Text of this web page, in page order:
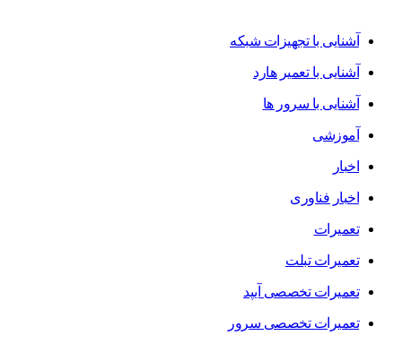
آشنایی با تجهیزات شبکه
آشنایی با تعمیر هارد
آشنایی با سرور ها
آموزشی
اخبار
اخبار فناوری
تعمیرات
تعمیرات تبلت
تعمیرات تخصصی آیپد
تعمیرات تخصصی سرور